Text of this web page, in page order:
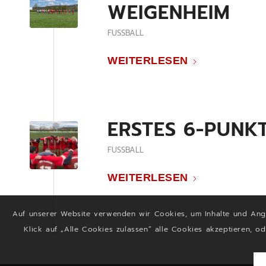
WEIGENHEIM
FUSSBALL
WEITERLESEN
ERSTES 6-
FUSSBALL
WEITERLESEN
Auf unserer Website verwenden wir Cookies, um Inhalte und
Klick auf „Alle Cookies zulassen“ alle Cookies akzeptieren,